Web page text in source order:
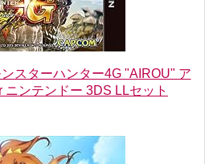
スターハンター4G "AIROU" ア
ニンテンドー 3DS LLセット